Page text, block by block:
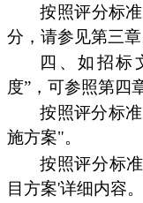
按照评分标
分，请参见第三章
四、如招标
度”，可参照第四
按照评分标
施方案"。
按照评分标
目方案'详细内容。